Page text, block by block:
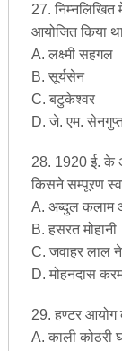
27. निम्नलिखित
आयोजित किया
A. लक्ष्मी सहगल
B. सूर्यसेन
C. बटुकेश्वर
D. जे. एम.
28. 1920 ई. के
किसने सम्पूरण
A. अब्दुल कलाम
B. हसरत मोहानी
C. जवाहर लाल
D. मोहनदास
29. हण्टर आयोग
A. काली कोठरी